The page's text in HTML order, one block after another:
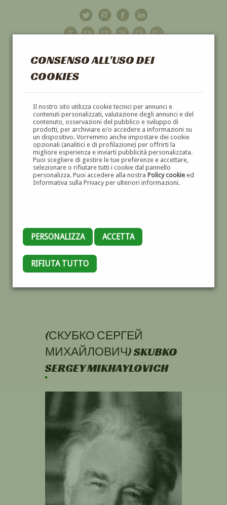
CONSENSO ALL'USO DEI
COOKIES
Il nostro sito utilizza cookie tecnici per annunci e
contenuti personalizzati, valutazione degli annunci e del
contenuto, osservazioni del pubblico e sviluppo di
prodotti, per archiviare e/o accedere a informazioni su
un dispositivo. Vorremmo anche impostare dei cookie
opzionali (analitici e di profilazione) per offrirti la
migliore esperienza e inviarti pubblicità personalizzata.
Puoi scegliere di gestire le tue preferenze e accettare,
selezionare o rifiutare tutti i cookie dal pannello
personalizza. Puoi accedere alla nostra Policy cookieed
Informativa sulla Privacy per ulteriori informazioni.
PERSONALIZZA ACCETTA
RIFIUTA TUTTO
GALLERIAD'ARTE
DIPINTI E SCULTURE '800 E '900
(СКУБКО СЕРГЕЙ
МИХАЙЛОВИЧ) SKUBKO
SERGEY MIKHAYLOVICH